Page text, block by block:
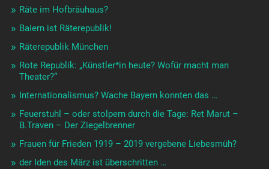
Räte im Hofbräuhaus?
Baiern ist Räterepublik!
Räterepublik München
Rote Republik: „Künstler*in heute? Wofür macht man
Theater?“
Internationalismus? Wache Bayern konnten das …
Feuerstuhl – oder stolpern durch die Tage: Ret Marut –
B.Traven – Der Ziegelbrenner
Frauen für Frieden 1919 – 2019 vergebene Liebesmüh?
der Iden des März ist überschritten …